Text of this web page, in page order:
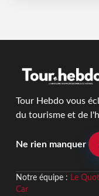
Tour Hebdo vous
du tourisme et de
Ne rien manquer
Notre équipe : Le
Car